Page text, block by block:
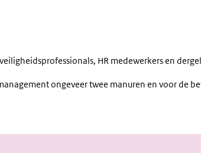
HR medewerkers en
ongeveer twee manuren en voor de